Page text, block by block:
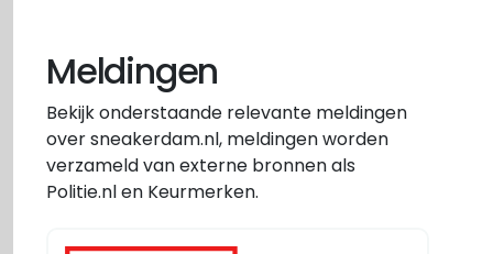
Meldingen
Bekijk onderstaande relevante meldingen
over sneakerdam.nl, meldingen worden
verzameld van externe bronnen als
Politie.nl en Keurmerken.